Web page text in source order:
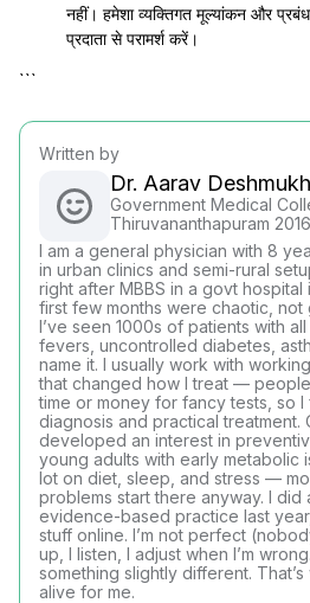
नहीं। हमेशा व्यक्तिगत मूल्यांकन और
प्रदाता से परामर्श करें।
```
Written by
Dr. Aarav Deshmukh
Government Medical
Thiruvananthapuram 2016
I am a general physician with 8
in urban clinics and semi-rural
right after MBBS in a govt
first few months were chaotic, not
I’ve seen 1000s of patients with
fevers, uncontrolled diabetes,
name it. I usually work with
that changed how I treat —
time or money for fancy tests, so I
diagnosis and practical treatment.
developed an interest in
young adults with early metabolic
lot on diet, sleep, and stress —
problems start there anyway. I did
evidence-based practice last
stuff online. I’m not perfect
up, I listen, I adjust when I’m
something slightly different.
alive for me.